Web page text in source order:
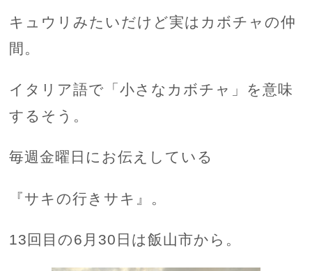
キュウリみたいだけど実はカボチャの仲
間。
イタリア語で「小さなカボチャ」を意味
するそう。
毎週金曜日にお伝えしている
『サキの行きサキ』。
13回目の6月30日は飯山市から。